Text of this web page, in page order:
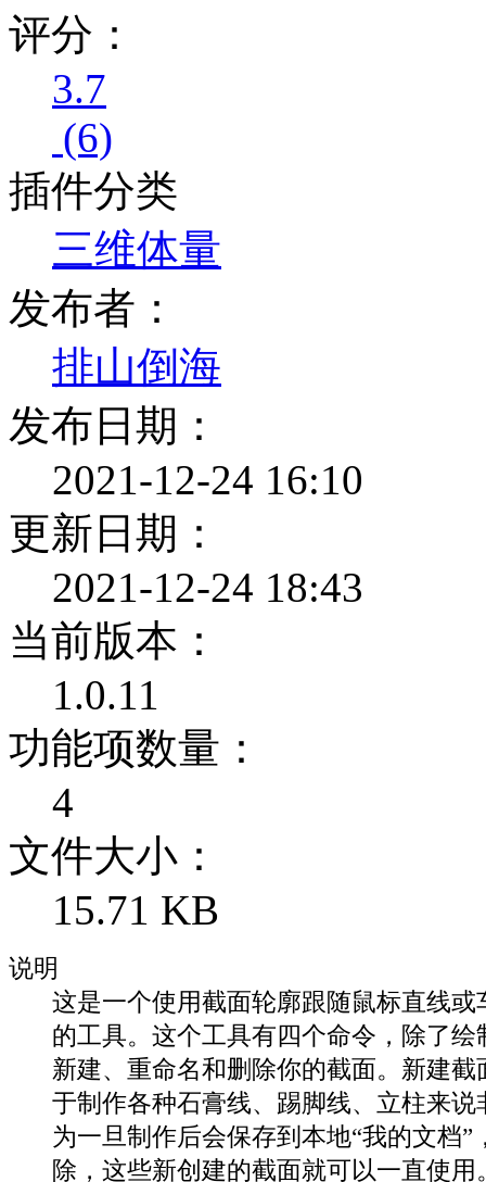
评分：
3.7
(6)
插件分类
三维体量
发布者：
排山倒海
发布日期：
2021-12-24 16:10
更新日期：
2021-12-24 18:43
当前版本：
1.0.11
功能项数量：
4
文件大小：
15.71 KB
说明
这是一个使用截面轮廓跟随鼠标直线或
的工具。这个工具有四个命令，除了绘
新建、重命名和删除你的截面。新建截
于制作各种石膏线、踢脚线、立柱来说
为一旦制作后会保存到本地“我的文档”
除，这些新创建的截面就可以一直使用